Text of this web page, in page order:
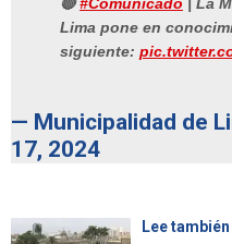
Lima pone en
siguiente:
— Municipalidad de
17, 2024
Lee también